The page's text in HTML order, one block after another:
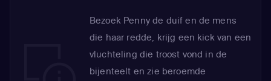
Bezoek Penny de duif en de mens
die haar redde, krijg een kick van een
vluchteling die troost vond in de
bijenteelt en zie beroemde